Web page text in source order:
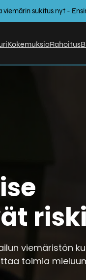
viemärin sukitus nyt -
KokemuksiaRahoitus
viemäristön
toimia